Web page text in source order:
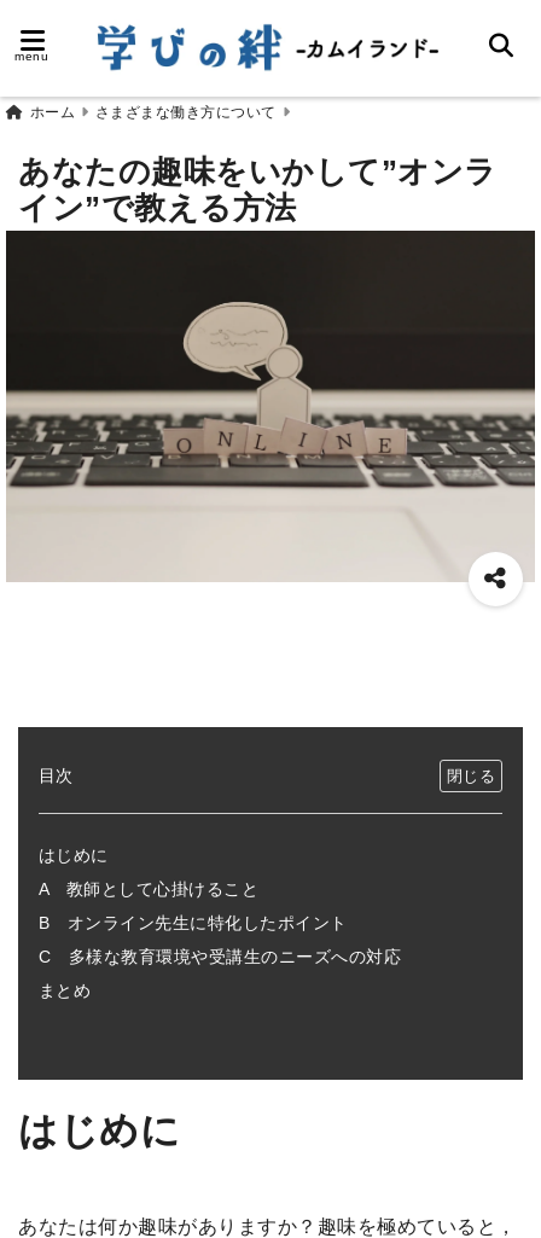
menu
ホーム さまざまな働き方について
あなたの趣味をいかして”オンラ
イン”で教える方法
目次
はじめに
A 教師として心掛けること
B オンライン先生に特化したポイント
C 多様な教育環境や受講生のニーズへの対応
まとめ
はじめに
あなたは何か趣味がありますか？趣味を極めていると，